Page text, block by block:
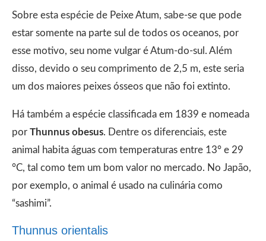
Sobre esta espécie de Peixe Atum, sabe-se que pode
estar somente na parte sul de todos os oceanos, por
esse motivo, seu nome vulgar é Atum-do-sul. Além
disso, devido o seu comprimento de 2,5 m, este seria
um dos maiores peixes ósseos que não foi extinto.
Há também a espécie classificada em 1839 e nomeada
por Thunnus obesus. Dentre os diferenciais, este
animal habita águas com temperaturas entre 13° e 29
°C, tal como tem um bom valor no mercado. No Japão,
por exemplo, o animal é usado na culinária como
“sashimi”.
Thunnus orientalis